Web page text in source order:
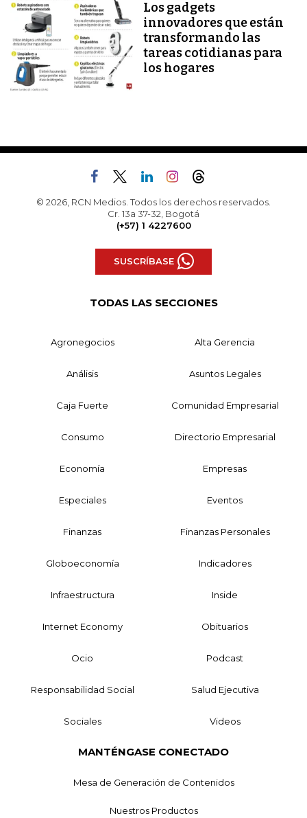
Los gadgets
innovadores que están
transformando las
tareas cotidianas para
los hogares
© 2026, RCN Medios. Todos los derechos reservados.
Cr. 13a 37-32, Bogotá
(+57) 1 4227600
SUSCRÍBASE
TODAS LAS SECCIONES
Agronegocios Alta Gerencia
Análisis Asuntos Legales
Caja Fuerte Comunidad Empresarial
Consumo Directorio Empresarial
Economía Empresas
Especiales Eventos
Finanzas Finanzas Personales
Globoeconomía Indicadores
Infraestructura Inside
Internet Economy Obituarios
Ocio Podcast
Responsabilidad Social Salud Ejecutiva
Sociales Videos
MANTÉNGASE CONECTADO
Mesa de Generación de Contenidos
Nuestros Productos